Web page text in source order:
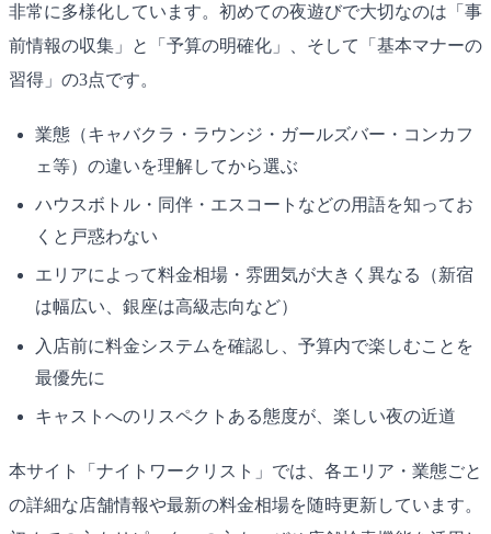
非常に多様化しています。初めての夜遊びで大切なのは「事
前情報の収集」と「予算の明確化」、そして「基本マナーの
習得」の3点です。
業態（キャバクラ・ラウンジ・ガールズバー・コンカフ
ェ等）の違いを理解してから選ぶ
ハウスボトル・同伴・エスコートなどの用語を知ってお
くと戸惑わない
エリアによって料金相場・雰囲気が大きく異なる（新宿
は幅広い、銀座は高級志向など）
入店前に料金システムを確認し、予算内で楽しむことを
最優先に
キャストへのリスペクトある態度が、楽しい夜の近道
本サイト「ナイトワークリスト」では、各エリア・業態ごと
の詳細な店舗情報や最新の料金相場を随時更新しています。